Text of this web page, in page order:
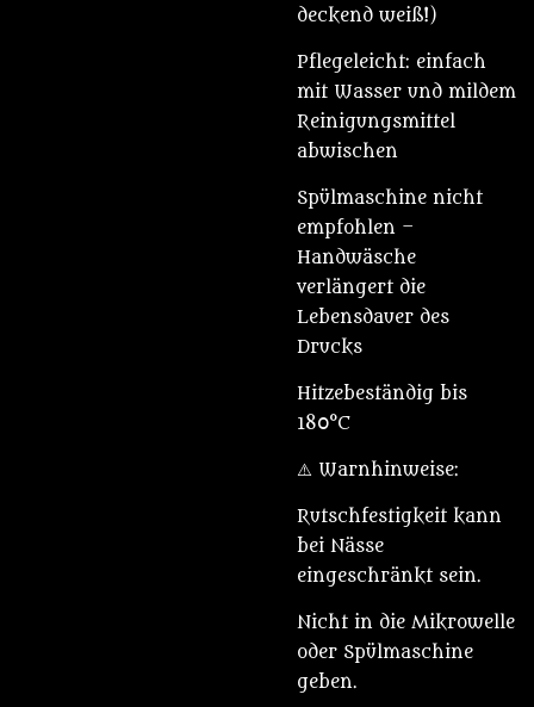
deckend weiß!)
Pflegeleicht: einfach
mit Wasser und mildem
Reinigungsmittel
abwischen
Spülmaschine nicht
empfohlen –
Handwäsche
verlängert die
Lebensdauer des
Drucks
Hitzebeständig bis
180°C
⚠️ Warnhinweise:
Rutschfestigkeit kann
bei Nässe
eingeschränkt sein.
Nicht in die Mikrowelle
oder Spülmaschine
geben.